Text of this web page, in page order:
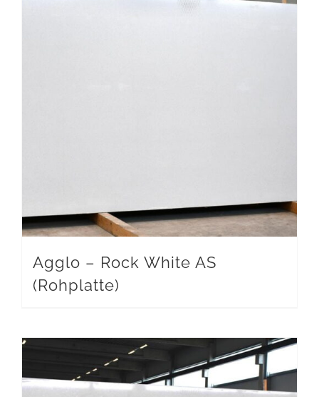
Agglo – Rock White AS
(Rohplatte)